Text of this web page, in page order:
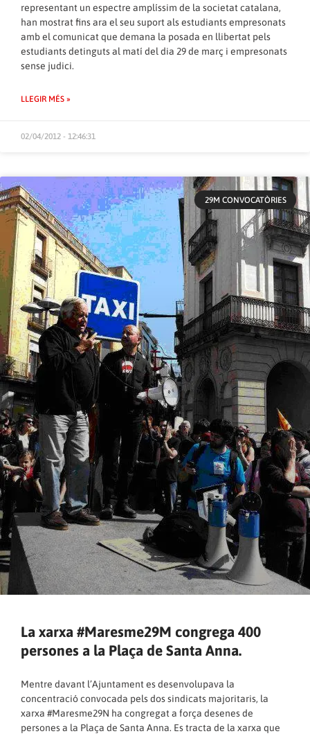
representant un espectre amplíssim de la societat catalana,
han mostrat fins ara el seu suport als estudiants empresonats
amb el comunicat que demana la posada en llibertat pels
estudiants detinguts al matí del dia 29 de març i empresonats
sense judici.
LLEGIR MÉS »
02/04/2012 - 12:46:31
29M CONVOCATÒRIES
La xarxa #Maresme29M congrega 400
persones a la Plaça de Santa Anna.
Mentre davant l’Ajuntament es desenvolupava la
concentració convocada pels dos sindicats majoritaris, la
xarxa #Maresme29N ha congregat a força desenes de
persones a la Plaça de Santa Anna. Es tracta de la xarxa que